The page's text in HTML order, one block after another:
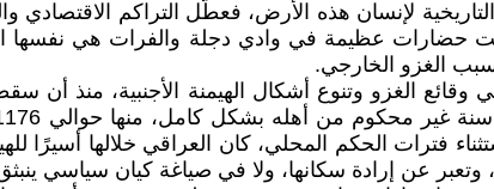
لإنسان هذه الأرض، فعطّل التراكم
حضارات عظيمة في وادي دجلة والفرات هي نفسها
الغزو الخارجي.
هولاكو لبغداد عام 1258، منذ 1258 إلى 1921، باستثناء فترات الحكم
عن إرادة سكانها، ولا في صياغة كيان سياسي